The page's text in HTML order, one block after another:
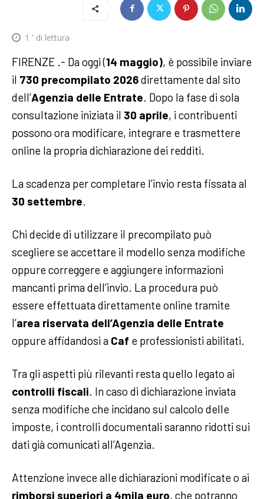
1 ' di lettura
FIRENZE .- Da oggi (14 maggio), è possibile inviare
il 730 precompilato 2026direttamente dal sito
dell’Agenzia delle Entrate. Dopo la fase di sola
consultazione iniziata il 30 aprile, i contribuenti
possono ora modificare, integrare e trasmettere
online la propria dichiarazione dei redditi.
La scadenza per completare l’invio resta fissata al
30 settembre.
Chi decide di utilizzare il precompilato può
scegliere se accettare il modello senza modifiche
oppure correggere e aggiungere informazioni
mancanti prima dell’invio. La procedura può
essere effettuata direttamente online tramite
l’area riservata dell’Agenzia delle Entrate
oppure affidandosi a Caf e professionisti abilitati.
Tra gli aspetti più rilevanti resta quello legato ai
controlli fiscali. In caso di dichiarazione inviata
senza modifiche che incidano sul calcolo delle
imposte, i controlli documentali saranno ridotti sui
dati già comunicati all’Agenzia.
Attenzione invece alle dichiarazioni modificate o ai
rimborsi superiori a 4mila euro, che potranno